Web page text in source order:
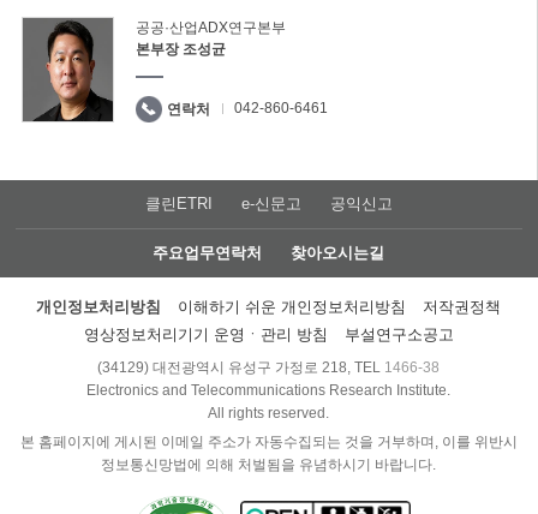
공공·산업ADX연구본부
본부장 조성균
연락처 042-860-6461
클린ETRI e-신문고 공익신고
주요업무연락처 찾아오시는길
개인정보처리방침 이해하기 쉬운 개인정보처리방침
저작권정책
영상정보처리기기 운영ㆍ관리 방침
부설연구소공고
(34129) 대전광역시 유성구 가정로 218, TEL 1466-38
Electronics and Telecommunications Research Institute.
All rights reserved.
본 홈페이지에 게시된 이메일 주소가 자동수집되는 것을 거부하며, 이를 위반시
정보통신망법에 의해 처벌됨을 유념하시기 바랍니다.